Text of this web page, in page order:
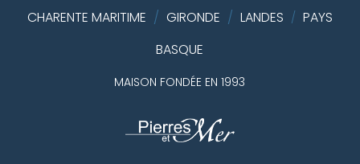
CHARENTE MARITIME / GIRONDE / LANDES / PAYS
BASQUE
MAISON FONDÉE EN 1993